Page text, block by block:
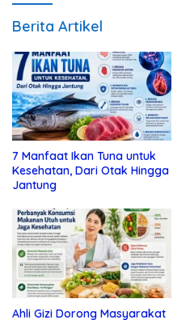
Berita Artikel
7 Manfaat Ikan Tuna untuk
Kesehatan, Dari Otak Hingga
Jantung
Ahli Gizi Dorong Masyarakat